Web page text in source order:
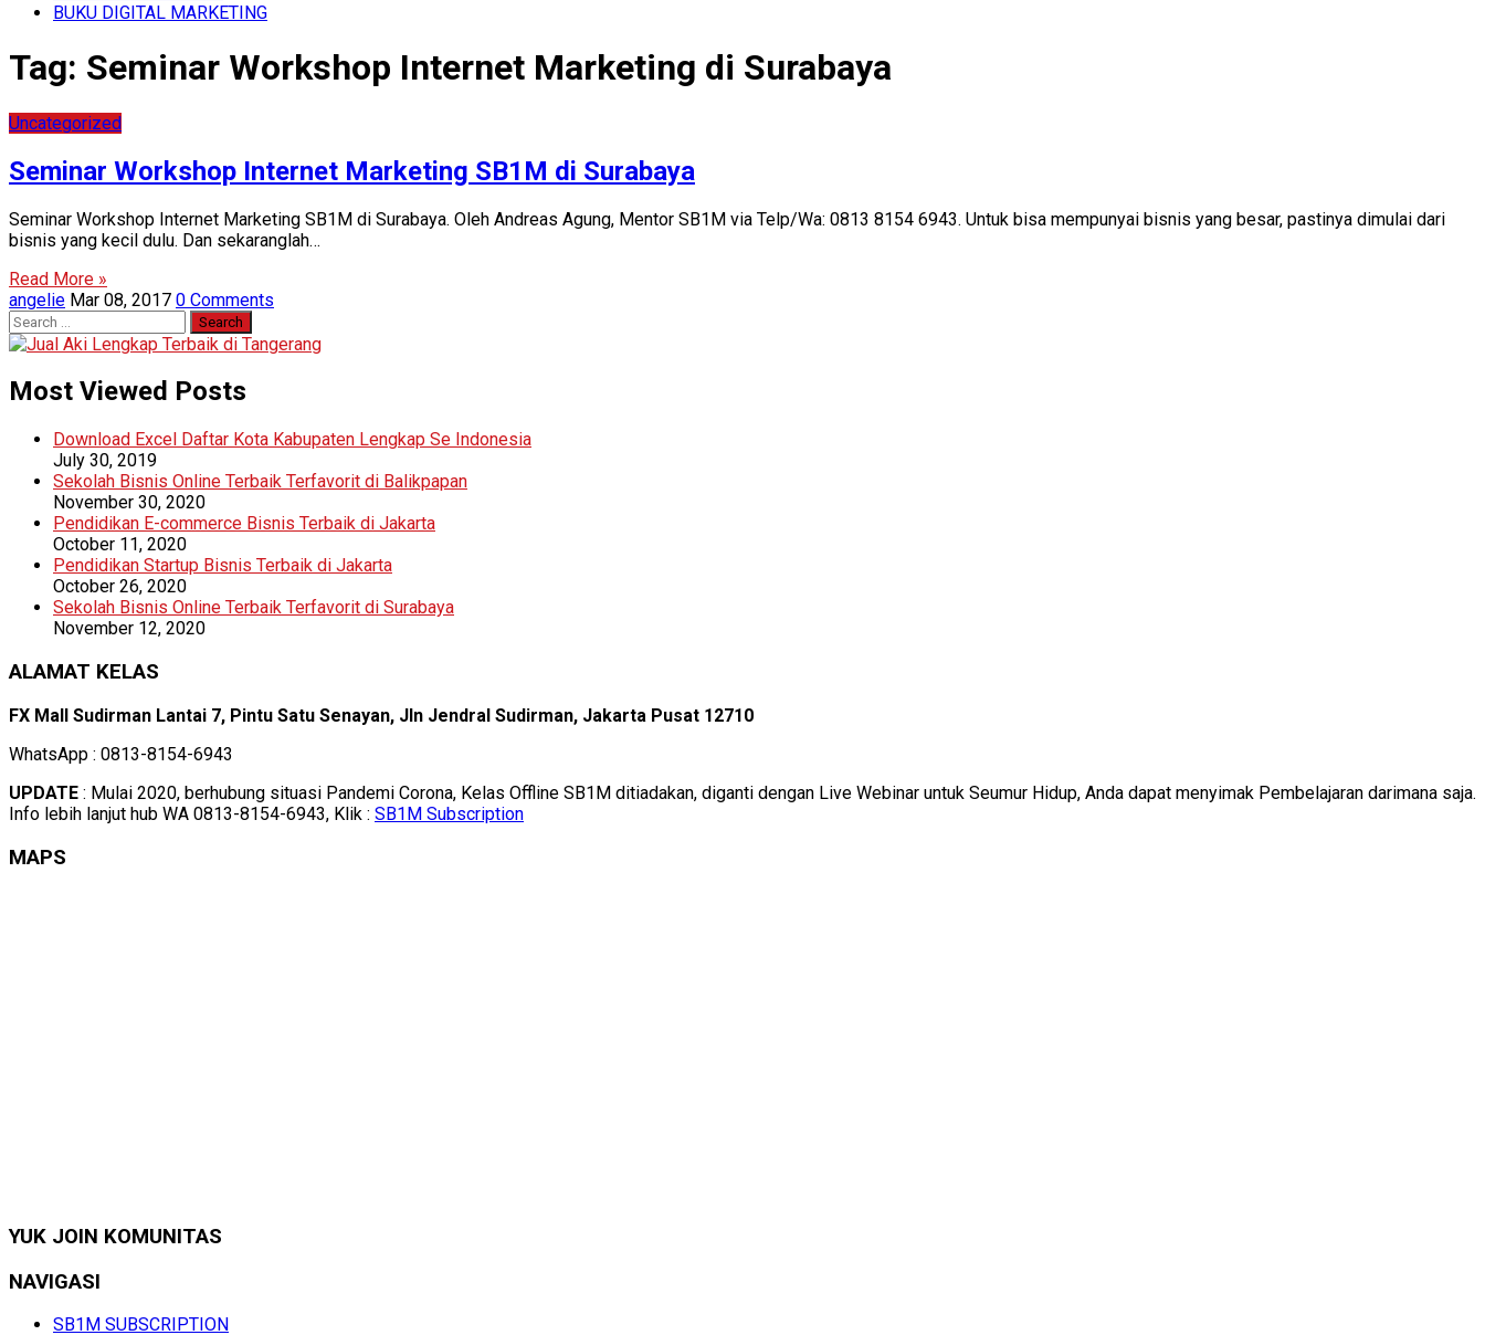
BUKU DIGITAL MARKETING
Tag: Seminar Workshop Internet Marketing di Surabaya
Uncategorized
Seminar Workshop Internet Marketing SB1M di Surabaya
Seminar Workshop Internet Marketing SB1M di Surabaya. Oleh Andreas Agung, Mentor SB1M via Telp/Wa: 0813 8154 6943. Untuk bisa mempunyai bisnis yang besar, pastinya dimulai dari
bisnis yang kecil dulu. Dan sekaranglah…
Read More »
angelie Mar 08, 2017 0 Comments
Search
for:
Most Viewed Posts
Download Excel Daftar Kota Kabupaten Lengkap Se Indonesia
July 30, 2019
Sekolah Bisnis Online Terbaik Terfavorit di Balikpapan
November 30, 2020
Pendidikan E-commerce Bisnis Terbaik di Jakarta
October 11, 2020
Pendidikan Startup Bisnis Terbaik di Jakarta
October 26, 2020
Sekolah Bisnis Online Terbaik Terfavorit di Surabaya
November 12, 2020
ALAMAT KELAS
FX Mall Sudirman Lantai 7, Pintu Satu Senayan, Jln Jendral Sudirman, Jakarta Pusat 12710
WhatsApp : 0813-8154-6943
UPDATE : Mulai 2020, berhubung situasi Pandemi Corona, Kelas Offline SB1M ditiadakan, diganti dengan Live Webinar untuk Seumur Hidup, Anda dapat menyimak Pembelajaran darimana saja.
Info lebih lanjut hub WA 0813-8154-6943, Klik : SB1M Subscription
MAPS
YUK JOIN KOMUNITAS
NAVIGASI
SB1M SUBSCRIPTION